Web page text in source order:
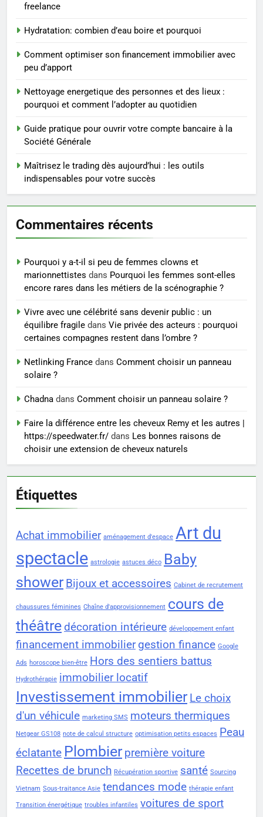
3
substituts de repas : guide et
conseils pratiques
BIEN ÊTRE
Postures de yoga essentielles
rapidement et durable
BIEN ÊTRE
5
Infection chronique de l’oreille :
tout ce qu’il faut savoir sur les
saignements
SANTÉ
6
peau éclatante grâce à The
Ordinary
SANTÉ
7
Prévenir les chutes chez les
exercices
BIEN ÊTRE
8
trouver un accompagnement
sérieux à un tarif juste ?
BIEN ÊTRE
freelance
Hydratation: combien d’eau boire et pourquoi
Comment optimiser son financement immobilier avec
peu d’apport
Nettoyage energetique des personnes et des lieux :
pourquoi et comment l’adopter au quotidien
Guide pratique pour ouvrir votre compte bancaire à la
Société Générale
Maîtrisez le trading dès aujourd’hui : les outils
indispensables pour votre succès
Commentaires récents
Pourquoi y a-t-il si peu de femmes clowns et
marionnettistes dans Pourquoi les femmes sont-elles
encore rares dans les métiers de la scénographie ?
Vivre avec une célébrité sans devenir public : un
équilibre fragile dans Vie privée des acteurs : pourquoi
certaines compagnes restent dans l’ombre ?
Netlinking France dans Comment choisir un panneau
solaire ?
Chadna dans Comment choisir un panneau solaire ?
Faire la différence entre les cheveux Remy et les autres |
https://speedwater.fr/ dans Les bonnes raisons de
choisir une extension de cheveux naturels
Étiquettes
Achat immobilier aménagement d'espace Art du
spectacle astrologie astuces déco Baby
shower Bijoux et accessoires Cabinet de recrutement
chaussures féminines Chaîne d'approvisionnement cours de
théâtre décoration intérieure développement enfant
financement immobilier gestion finance Google
Ads horoscope bien-être Hors des sentiers battus
Hydrothérapie immobilier locatif
Investissement immobilier Le choix
d'un véhicule marketing SMS moteurs thermiques
Netgear GS108 note de calcul structure optimisation petits espaces Peau
éclatante Plombier première voiture
Recettes de brunch Récupération sportive santé Sourcing
Vietnam Sous-traitance Asie tendances mode thérapie enfant
Transition énergétique troubles infantiles voitures de sport